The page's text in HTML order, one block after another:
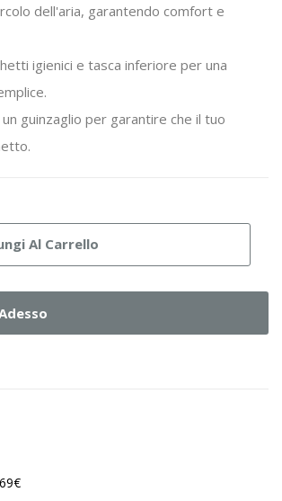
dell'aria, garantendo comfort e
igienici e tasca inferiore per una
un guinzaglio per garantire che il tuo
Al Carrello